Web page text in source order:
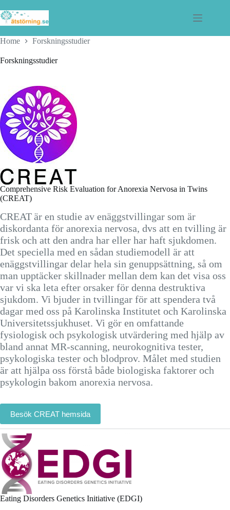
to
content
Home Forskningsstudier
Forskningsstudier
Comprehensive Risk Evaluation for Anorexia Nervosa in Twins
(CREAT)
CREAT är en studie av enäggstvillingar som är
diskordanta för anorexia nervosa, dvs att en tvilling är
frisk och att den andra har eller har haft sjukdomen.
Det speciella med en sådan studiemodell är att
enäggstvillingar delar hela sin genuppsättning, så om
man upptäcker skillnader mellan dem kan det visa oss
var vi ska leta efter orsaker för denna destruktiva
sjukdom. Vi bjuder in tvillingar för att spendera två
dagar med oss på Karolinska Institutet och Karolinska
Universitetssjukhuset. Vi gör en omfattande
fysiologisk och psykologisk utvärdering med hjälp av
bland annat MR-scanning, neurokognitiva tester,
psykologiska tester och blodprov. Målet med studien
är att hjälpa oss förstå både biologiska faktorer och
psykologin bakom anorexia nervosa.
Besök CREAT hemsida
Eating Disorders Genetics Initiative (EDGI)